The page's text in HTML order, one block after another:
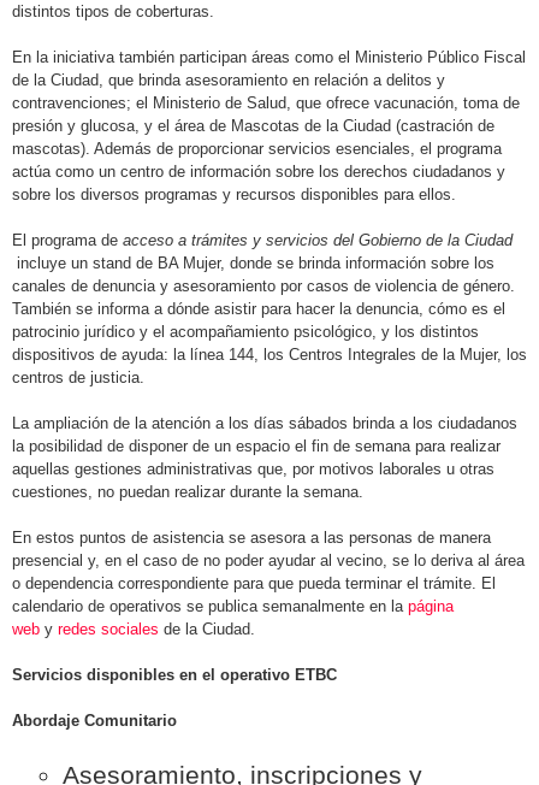
distintos tipos de coberturas.
En la iniciativa también participan áreas como el Ministerio Público Fiscal
de la Ciudad, que brinda asesoramiento en relación a delitos y
contravenciones; el Ministerio de Salud, que ofrece vacunación, toma de
presión y glucosa, y el área de Mascotas de la Ciudad (castración de
mascotas). Además de proporcionar servicios esenciales, el programa
actúa como un centro de información sobre los derechos ciudadanos y
sobre los diversos programas y recursos disponibles para ellos.
El programa de acceso a trámites y servicios del Gobierno de la Ciudad
incluye un stand de BA Mujer, donde se brinda información sobre los
canales de denuncia y asesoramiento por casos de violencia de género.
También se informa a dónde asistir para hacer la denuncia, cómo es el
patrocinio jurídico y el acompañamiento psicológico, y los distintos
dispositivos de ayuda: la línea 144, los Centros Integrales de la Mujer, los
centros de justicia.
La ampliación de la atención a los días sábados brinda a los ciudadanos
la posibilidad de disponer de un espacio el fin de semana para realizar
aquellas gestiones administrativas que, por motivos laborales u otras
cuestiones, no puedan realizar durante la semana.
En estos puntos de asistencia se asesora a las personas de manera
presencial y, en el caso de no poder ayudar al vecino, se lo deriva al área
o dependencia correspondiente para que pueda terminar el trámite. El
calendario de operativos se publica semanalmente en la página
web y redes sociales de la Ciudad.
Servicios disponibles en el operativo ETBC
Abordaje Comunitario
Asesoramiento, inscripciones y